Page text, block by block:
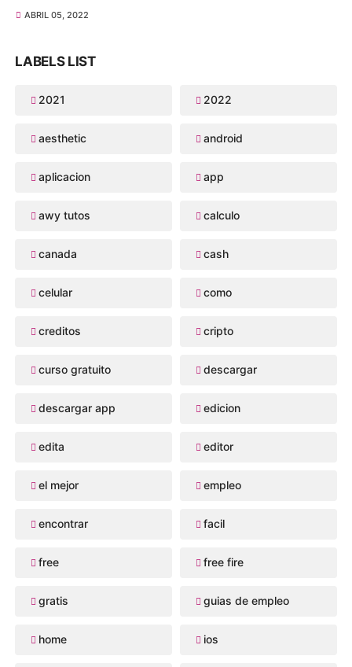
ABRIL 05, 2022
LABELS LIST
2021 2022
aesthetic android
aplicacion app
awy tutos calculo
canada cash
celular como
creditos cripto
curso gratuito descargar
descargar app edicion
edita editor
el mejor empleo
encontrar facil
free free fire
gratis guias de empleo
home ios